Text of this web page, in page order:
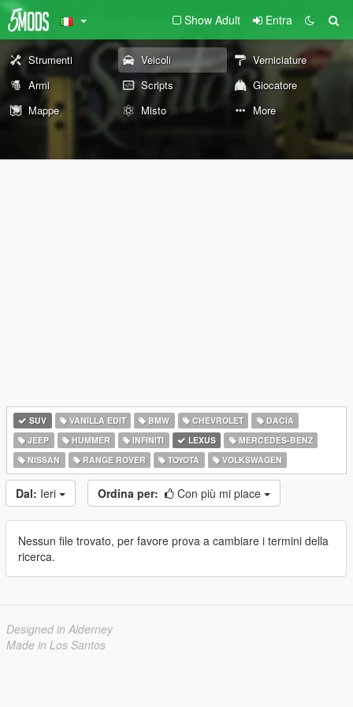
Show Adult Entra
Strumenti Veicoli
Verniciature
Armi
Scripts
Giocatore
Mappe
Misto More
SUV VANILLA EDIT BMW CHEVROLET
DACIA
JEEP
HUMMER INFINITI LEXUS
MERCEDES-BENZ
NISSAN
RANGE ROVER TOYOTA VOLKSWAGEN
Dal: Ieri Ordina per: Con più mi piace
Nessun file trovato, per favore prova a cambiare i termini della
ricerca.
Designed in Alderney
Made in Los Santos